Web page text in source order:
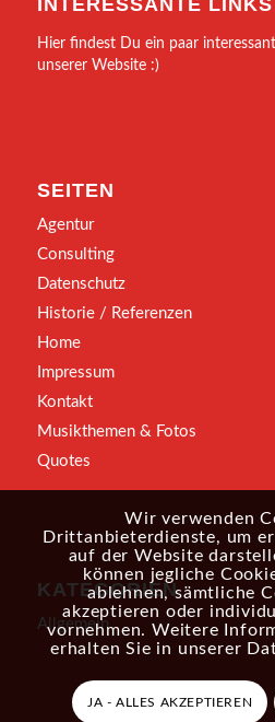
Hier findest Du ein paar
unserer Website :)
SEITEN
Agentur
Consulting
Datenschutz
Historie / Referenzen
Home
Impressum
Kontakt
Musikthemen & Fotos
Quotes
KATEGORIEN
Allgemein
Wir verwenden
Drittanbieterdienste, um
auf der Website
können jegliche
ablehnen, sämtliche
akzeptieren oder
vornehmen. Weitere
erhalten Sie in unserer
JA - ALLES AKZEPTIEREN